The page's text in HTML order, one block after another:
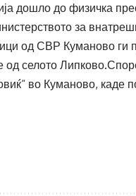
дошло до физичка
за
од СВР Куманово ги
селото
во Куманово, каде